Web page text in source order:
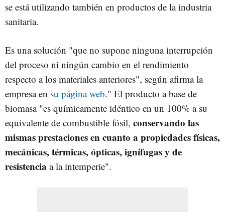
se está utilizando también en productos de la industria
sanitaria.
Es una solución "que no supone ninguna interrupción
del proceso ni ningún cambio en el rendimiento
respecto a los materiales anteriores", según afirma la
empresa en su página web." El producto a base de
biomasa "es químicamente idéntico en un 100% a su
equivalente de combustible fósil, conservando las
mismas prestaciones en cuanto a propiedades físicas,
mecánicas, térmicas, ópticas, ignífugas y de
resistencia a la intemperie".